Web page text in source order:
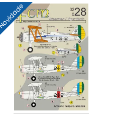
Novidade